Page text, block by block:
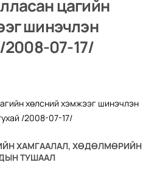
цагийн
шинэчлэн
2008-07-17/
ХАМГААЛАЛ, ХӨДӨЛМӨРИЙН
ТУШААЛ